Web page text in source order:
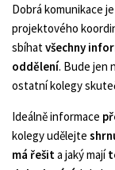
Dobrá komunikace
projektového
sbíhat všechny
oddělení. Bude jen
ostatní kolegy
Ideálně informace
kolegy udělejte
má řešit a jaký mají